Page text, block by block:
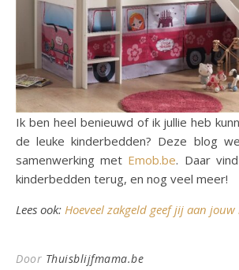
Ik ben heel benieuwd of ik jullie heb
de leuke kinderbedden? Deze blog
samenwerking met Emob.be. Daar
kinderbedden terug, en nog veel meer!
Lees ook: Hoeveel zakgeld geef jij aan jouw
Door Thuisblijfmama.be